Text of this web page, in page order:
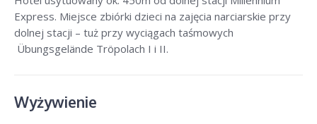
Express. Miejsce zbiórki dzieci na zajęcia narciarskie przy
dolnej stacji – tuż przy wyciągach taśmowych
Übungsgelände Tröpolach I i II.
Wyżywienie